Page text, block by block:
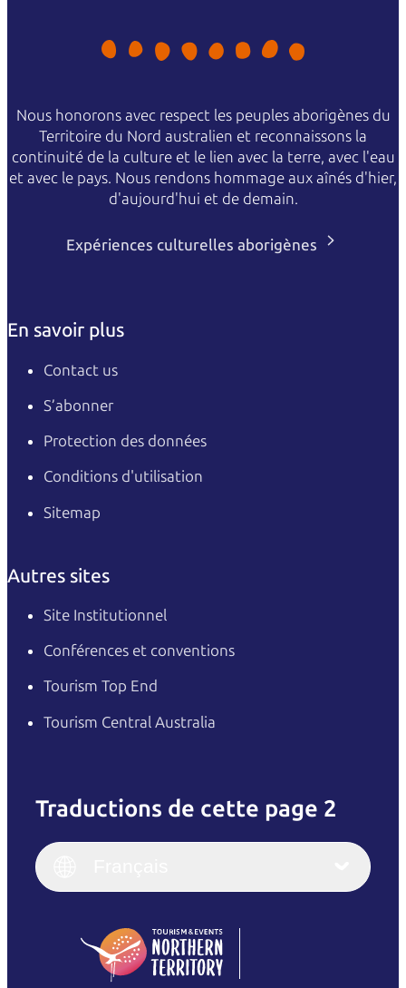
Nous honorons avec respect les peuples aborigènes du
Territoire du Nord australien et reconnaissons la
continuité de la culture et le lien avec la terre, avec l'eau
et avec le pays. Nous rendons hommage aux aînés d'hier,
d'aujourd'hui et de demain.
Expériences culturelles aborigènes
En savoir plus
Contact us
S’abonner
Protection des données
Conditions d'utilisation
Sitemap
Autres sites
Site Institutionnel
Conférences et conventions
Tourism Top End
Tourism Central Australia
Traductions de cette page 2
English
(Singapore)
Italiano
繁體中文